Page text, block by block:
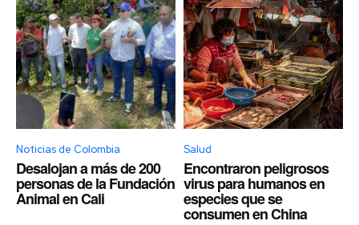
Noticias de Colombia
Desalojan a más de 200
personas de la Fundación
Animal en Cali
Salud
Encontraron peligrosos
virus para humanos en
especies que se
consumen en China